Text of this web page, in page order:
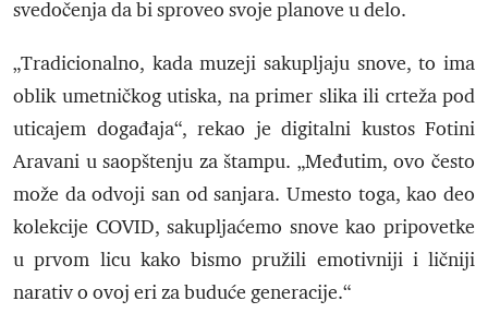
svedočenja da bi sproveo svoje planove u delo.
„Tradicionalno, kada muzeji sakupljaju snove, to ima
oblik umetničkog utiska, na primer slika ili crteža pod
uticajem događaja“, rekao je digitalni kustos Fotini
Aravani u saopštenju za štampu. „Međutim, ovo često
može da odvoji san od sanjara. Umesto toga, kao deo
kolekcije COVID, sakupljaćemo snove kao pripovetke
u prvom licu kako bismo pružili emotivniji i ličniji
narativ o ovoj eri za buduće generacije.“